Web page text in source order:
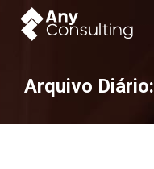
Arquivo Diário: